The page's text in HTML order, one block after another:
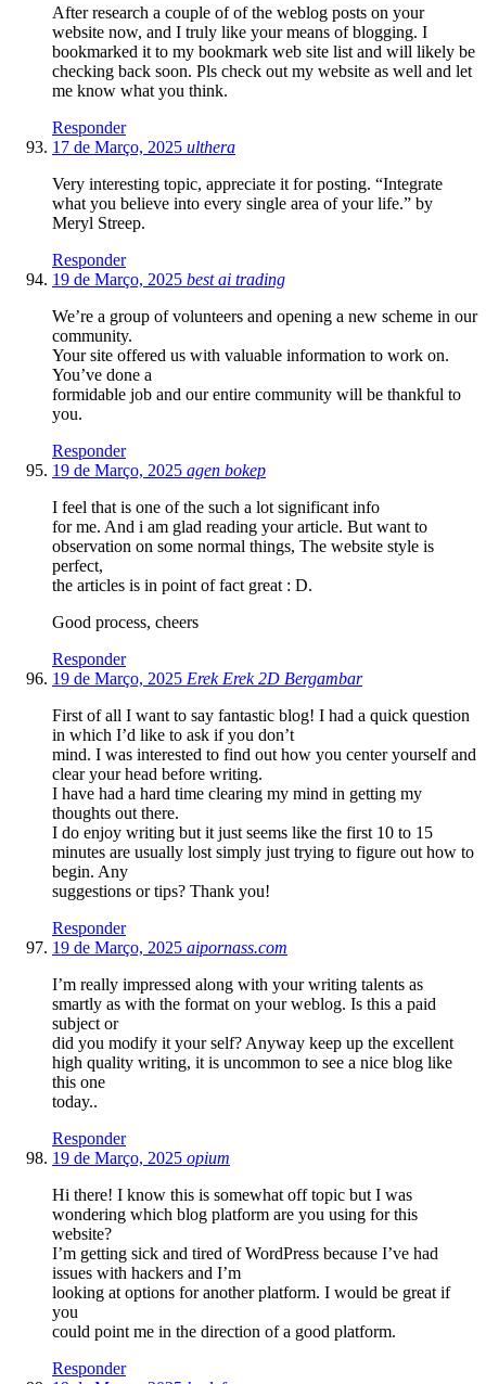
After research a couple of of the weblog posts on your
website now, and I truly like your means of blogging. I
bookmarked it to my bookmark web site list and will likely be
checking back soon. Pls check out my website as well and let
me know what you think.
Responder
17 de Março, 2025 ulthera
Very interesting topic, appreciate it for posting. “Integrate
what you believe into every single area of your life.” by
Meryl Streep.
Responder
19 de Março, 2025 best ai trading
We’re a group of volunteers and opening a new scheme in our
community.
Your site offered us with valuable information to work on.
You’ve done a
formidable job and our entire community will be thankful to
you.
Responder
19 de Março, 2025 agen bokep
I feel that is one of the such a lot significant info
for me. And i am glad reading your article. But want to
observation on some normal things, The website style is
perfect,
the articles is in point of fact great : D.
Good process, cheers
Responder
19 de Março, 2025 Erek Erek 2D Bergambar
First of all I want to say fantastic blog! I had a quick question
in which I’d like to ask if you don’t
mind. I was interested to find out how you center yourself and
clear your head before writing.
I have had a hard time clearing my mind in getting my
thoughts out there.
I do enjoy writing but it just seems like the first 10 to 15
minutes are usually lost simply just trying to figure out how to
begin. Any
suggestions or tips? Thank you!
Responder
19 de Março, 2025 aipornass.com
I’m really impressed along with your writing talents as
smartly as with the format on your weblog. Is this a paid
subject or
did you modify it your self? Anyway keep up the excellent
high quality writing, it is uncommon to see a nice blog like
this one
today..
Responder
19 de Março, 2025 opium
Hi there! I know this is somewhat off topic but I was
wondering which blog platform are you using for this
website?
I’m getting sick and tired of WordPress because I’ve had
issues with hackers and I’m
looking at options for another platform. I would be great if
you
could point me in the direction of a good platform.
Responder